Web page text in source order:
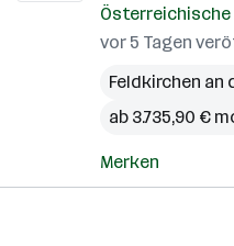
vor 5 Tagen
Feldkirchen an
ab 3.735,90 €
Merken